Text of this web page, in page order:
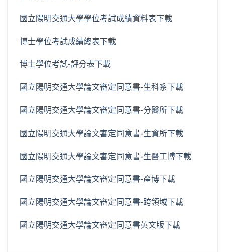
國立陽明交通大學學位考試成績資料表下載
博士學位考試成績總表下載
博士學位考試-評分表下載
國立陽明交通大學論文審定同意書-生科系下載
國立陽明交通大學論文審定同意書-分醫所下載
國立陽明交通大學論文審定同意書-生資所下載
國立陽明交通大學論文審定同意書-生醫工博下載
國立陽明交通大學論文審定同意書-產博下載
國立陽明交通大學論文審定同意書-跨領域下載
國立陽明交通大學論文審定同意書英文版下載